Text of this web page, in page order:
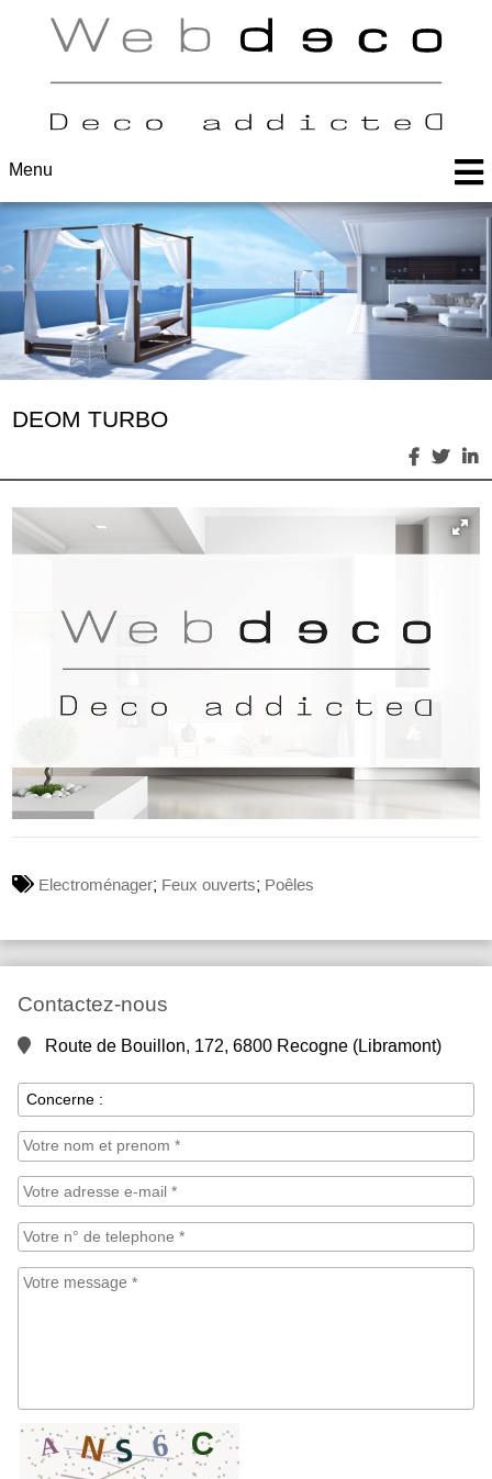
Menu
DEOM TURBO
Electroménager; Feux ouverts; Poêles
Contactez-nous
Route de Bouillon, 172, 6800 Recogne (Libramont)